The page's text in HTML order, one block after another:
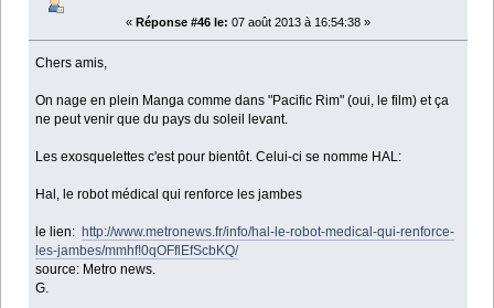
« Réponse #46 le: 07 août 2013 à 16:54:38 »
Chers amis,
On nage en plein Manga comme dans "Pacific Rim" (oui, le film) et ça
ne peut venir que du pays du soleil levant.
Les exosquelettes c'est pour bientôt. Celui-ci se nomme HAL:
Hal, le robot médical qui renforce les jambes
le lien: http://www.metronews.fr/info/hal-le-robot-medical-qui-renforce-
les-jambes/mmhf!0qOFflEfScbKQ/
source: Metro news.
G.